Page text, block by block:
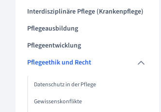
Interdisziplinäre Pflege (Krankenpflege)
Pflegeausbildung
Pflegeentwicklung
Pflegeethik und Recht
Datenschutz in der Pflege
Gewissenskonflikte